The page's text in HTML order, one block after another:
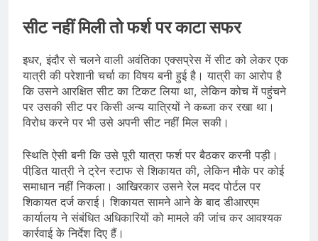
सीट नहीं मिली तो फर्श पर काटा सफर
इधर, इंदौर से चलने वाली अवंतिका एक्सप्रेस में सीट को लेकर एक
यात्री की परेशानी चर्चा का विषय बनी हुई है। यात्री का आरोप है
कि उसने आरक्षित सीट का टिकट लिया था, लेकिन कोच में पहुंचने
पर उसकी सीट पर किसी अन्य यात्रियों ने कब्जा कर रखा था।
विरोध करने पर भी उसे अपनी सीट नहीं मिल सकी।
स्थिति ऐसी बनी कि उसे पूरी यात्रा फर्श पर बैठकर करनी पड़ी।
पीडि़त यात्री ने ट्रेन स्टाफ से शिकायत की, लेकिन मौके पर कोई
समाधान नहीं निकला। आखिरकार उसने रेल मदद पोर्टल पर
शिकायत दर्ज कराई। शिकायत सामने आने के बाद डीआरएम
कार्यालय ने संबंधित अधिकारियों को मामले की जांच कर आवश्यक
कार्रवाई के निर्देश दिए हैं।